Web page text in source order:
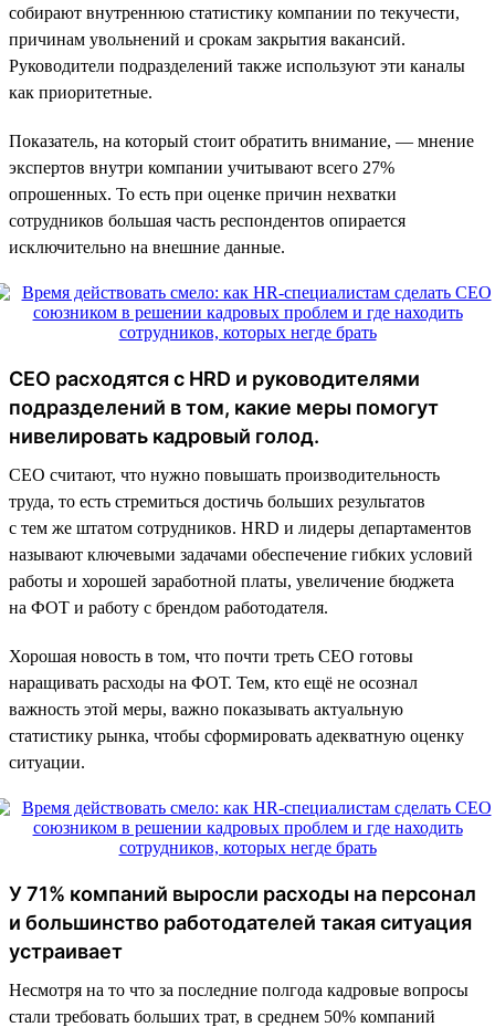
собирают внутреннюю статистику компании по текучести,
причинам увольнений и срокам закрытия вакансий.
Руководители подразделений также используют эти каналы
как приоритетные.
Показатель, на который стоит обратить внимание, — мнение
экспертов внутри компании учитывают всего 27%
опрошенных. То есть при оценке причин нехватки
сотрудников большая часть респондентов опирается
исключительно на внешние данные.
CEO расходятся с HRD и руководителями
подразделений в том, какие меры помогут
нивелировать кадровый голод.
СЕО считают, что нужно повышать производительность
труда, то есть стремиться достичь больших результатов
с тем же штатом сотрудников. HRD и лидеры департаментов
называют ключевыми задачами обеспечение гибких условий
работы и хорошей заработной платы, увеличение бюджета
на ФОТ и работу с брендом работодателя.
Хорошая новость в том, что почти треть CEO готовы
наращивать расходы на ФОТ. Тем, кто ещё не осознал
важность этой меры, важно показывать актуальную
статистику рынка, чтобы сформировать адекватную оценку
ситуации.
У 71% компаний выросли расходы на персонал
и большинство работодателей такая ситуация
устраивает
Несмотря на то что за последние полгода кадровые вопросы
стали требовать больших трат, в среднем 50% компаний